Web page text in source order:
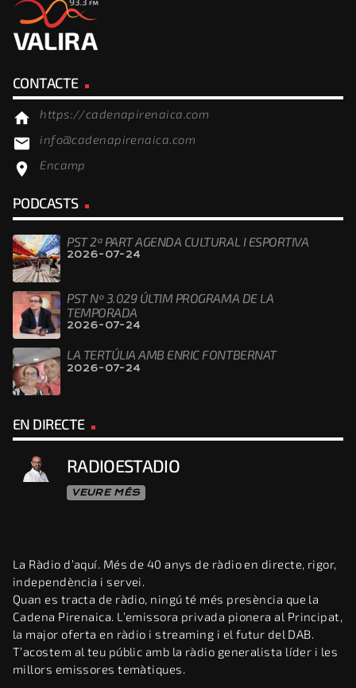
CONTACTE
home https://cadenapirenaica.com
email info@cadenapirenaica.com
location_on Encamp
PODCASTS
PST 2ª PART AGENDA CULTURAL I ESPORTIVA
2026-07-24
PST Nº 3.029 ÚLTIM PROGRAMA DE LA
TEMPORADA
2026-07-24
LA TERTÚLIA AMB ENRIC FONTBERNAT
2026-07-24
EN DIRECTE
RADIOESTADIO
VEURE MÉS
La Ràdio d’aquí. Més de 40 anys de ràdio en directe, rigor,
independència i servei.
Quan es tracta de ràdio, ningú té més presència que la
Cadena Pirenaica. L’emissora privada pionera al Principat,
la major oferta en ràdio i streaming i el futur del DAB.
T’acostem al teu públic amb la ràdio generalista líder i les
millors emissores temàtiques.